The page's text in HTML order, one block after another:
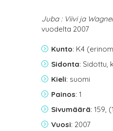
Juba : Viivi ja
vuodelta 2007
Kunto: K4
Sidonta: Sidottu,
Kieli: suomi
Painos: 1
Sivumäärä: 159,
Vuosi: 2007